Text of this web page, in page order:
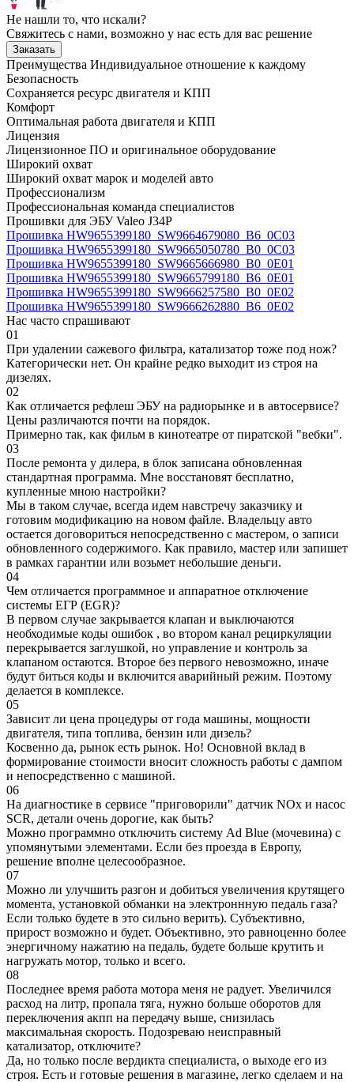
Не нашли то, что искали?
Свяжитесь с нами, возможно у нас есть для вас решение
Заказать
Преимущества Индивидуальное отношение к каждому
Безопасность
Сохраняется ресурс двигателя и КПП
Комфорт
Оптимальная работа двигателя и КПП
Лицензия
Лицензионное ПО и оригинальное оборудование
Широкий охват
Широкий охват марок и моделей авто
Профессионализм
Профессиональная команда специалистов
Прошивки для ЭБУ Valeo J34P
Прошивка HW9655399180_SW9664679080_B6_0C03
Прошивка HW9655399180_SW9665050780_B0_0C03
Прошивка HW9655399180_SW9665666980_B0_0E01
Прошивка HW9655399180_SW9665799180_B6_0E01
Прошивка HW9655399180_SW9666257580_B0_0E02
Прошивка HW9655399180_SW9666262880_B6_0E02
Нас часто спрашивают
01
При удалении сажевого фильтра, катализатор тоже под нож?
Категорически нет. Он крайне редко выходит из строя на
дизелях.
02
Как отличается рефлеш ЭБУ на радиорынке и в автосервисе?
Цены различаются почти на порядок.
Примерно так, как фильм в кинотеатре от пиратской "вебки".
03
После ремонта у дилера, в блок записана обновленная
стандартная программа. Мне восстановят бесплатно,
купленные мною настройки?
Мы в таком случае, всегда идем навстречу заказчику и
готовим модификацию на новом файле. Владельцу авто
остается договориться непосредственно с мастером, о записи
обновленного содержимого. Как правило, мастер или запишет
в рамках гарантии или возьмет небольшие деньги.
04
Чем отличается программное и аппаратное отключение
системы ЕГР (EGR)?
В первом случае закрывается клапан и выключаются
необходимые коды ошибок , во втором канал рециркуляции
перекрывается заглушкой, но управление и контроль за
клапаном остаются. Второе без первого невозможно, иначе
будут биться коды и включится аварийный режим. Поэтому
делается в комплексе.
05
Зависит ли цена процедуры от года машины, мощности
двигателя, типа топлива, бензин или дизель?
Косвенно да, рынок есть рынок. Но! Основной вклад в
формирование стоимости вносит сложность работы с дампом
и непосредственно с машиной.
06
На диагностике в сервисе "приговорили" датчик NOx и насос
SCR, детали очень дорогие, как быть?
Можно программно отключить систему Ad Blue (мочевина) с
упомянутыми элементами. Если без проезда в Европу,
решение вполне целесообразное.
07
Можно ли улучшить разгон и добиться увеличения крутящего
момента, установкой обманки на электроннную педаль газа?
Если только будете в это сильно верить). Субъективно,
прирост возможно и будет. Объективно, это равноценно более
энергичному нажатию на педаль, будете больше крутить и
нагружать мотор, только и всего.
08
Последнее время работа мотора меня не радует. Увеличился
расход на литр, пропала тяга, нужно больше оборотов для
переключения акпп на передачу выше, снизилась
максимальная скорость. Подозреваю неисправный
катализатор, отключите?
Да, но только после вердикта специалиста, о выходе его из
строя. Есть и готовые решения в магазине, легко сделаем и на